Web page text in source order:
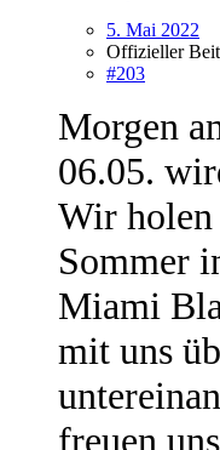
5. Mai 2022
Offizieller
#203
Morgen
06.05.
Wir holen
Sommer
Miami
mit uns
freuen